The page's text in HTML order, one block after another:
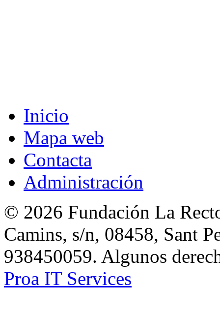
Inicio
Mapa web
Contacta
Administración
© 2026 Fundación La
Camins, s/n, 08458, Sant
938450059. Algunos
Proa IT Services